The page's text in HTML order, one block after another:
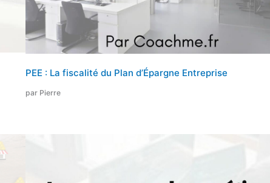
PEE : La fiscalité du Plan d’Épargne Entreprise
par Pierre